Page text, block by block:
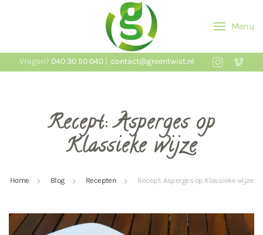
Skip to main content
Menu
Vragen?040 30 50 040| contact@greentwist.nl
Recept: Asperges op
Klassieke wijze
Home Blog Recepten Recept: Asperges op Klassieke wijze